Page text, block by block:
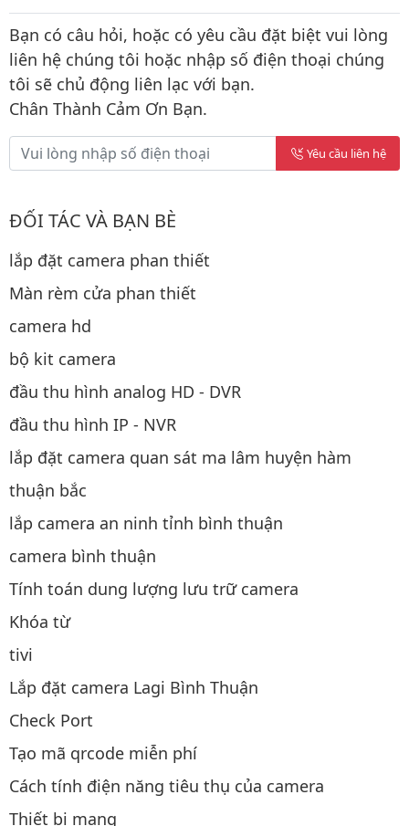
Bạn có câu hỏi, hoặc có yêu cầu đặt biệt vui lòng
liên hệ chúng tôi hoặc nhập số điện thoại chúng
tôi sẽ chủ động liên lạc với bạn.
Chân Thành Cảm Ơn Bạn.
Yêu cầu liên hệ
ĐỐI TÁC VÀ BẠN BÈ
lắp đặt camera phan thiết
Màn rèm cửa phan thiết
camera hd
bộ kit camera
đầu thu hình analog HD - DVR
đầu thu hình IP - NVR
lắp đặt camera quan sát ma lâm huyện hàm
thuận bắc
lắp camera an ninh tỉnh bình thuận
camera bình thuận
Tính toán dung lượng lưu trữ camera
Khóa từ
tivi
Lắp đặt camera Lagi Bình Thuận
Check Port
Tạo mã qrcode miễn phí
Cách tính điện năng tiêu thụ của camera
Thiết bị mạng